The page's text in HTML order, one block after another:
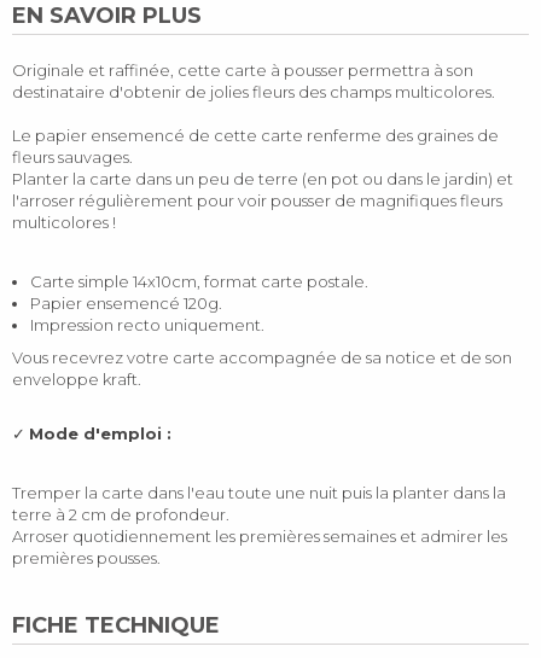
EN SAVOIR PLUS
Originale et raffinée, cette carte à pousser permettra à son
destinataire d'obtenir de jolies fleurs des champs multicolores.
Le papier ensemencé de cette carte renferme des graines de
fleurs sauvages.
Planter la carte dans un peu de terre (en pot ou dans le jardin) et
l'arroser régulièrement pour voir pousser de magnifiques fleurs
multicolores !
Carte simple 14x10cm, format carte postale.
Papier ensemencé 120g.
Impression recto uniquement.
Vous recevrez votre carte accompagnée de sa notice et de son
enveloppe kraft.
✓ Mode d'emploi :
Tremper la carte dans l'eau toute une nuit puis la planter dans la
terre à 2 cm de profondeur.
Arroser quotidiennement les premières semaines et admirer les
premières pousses.
FICHE TECHNIQUE